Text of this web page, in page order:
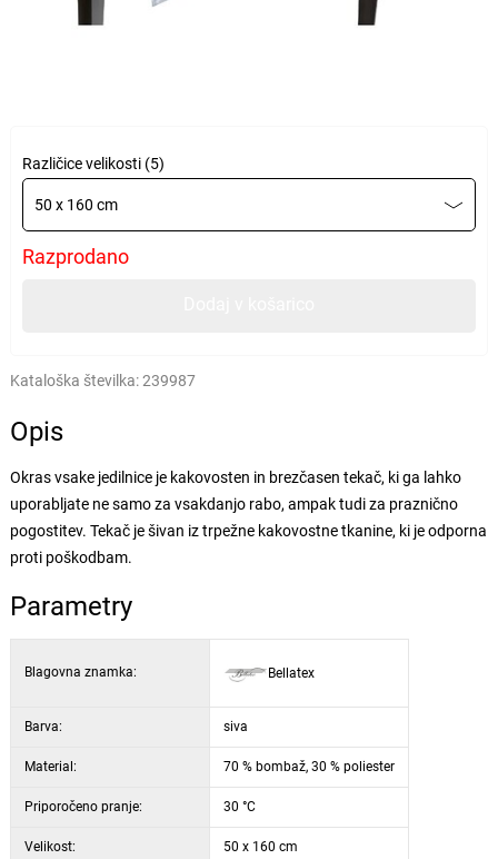
Različice velikosti (5)
50 x 160 cm
Razprodano
Kataloška številka:239987
Opis
Okras vsake jedilnice je kakovosten in brezčasen tekač, ki ga lahko
uporabljate ne samo za vsakdanjo rabo, ampak tudi za praznično
pogostitev. Tekač je šivan iz trpežne kakovostne tkanine, ki je odporna
proti poškodbam.
Parametry
Blagovna znamka: Bellatex
Barva: siva
Material: 70 % bombaž, 30 % poliester
Priporočeno pranje: 30 °C
Velikost: 50 x 160 cm